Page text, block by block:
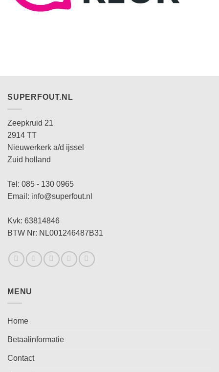
SUPERFOUT.NL
Zeepkruid 21
2914 TT
Nieuwerkerk a/d ijssel
Zuid holland
Tel: 085 - 130 0965
Email: info@superfout.nl
Kvk: 63814846
BTW Nr: NL001246487B31
MENU
Home
Betaalinformatie
Contact